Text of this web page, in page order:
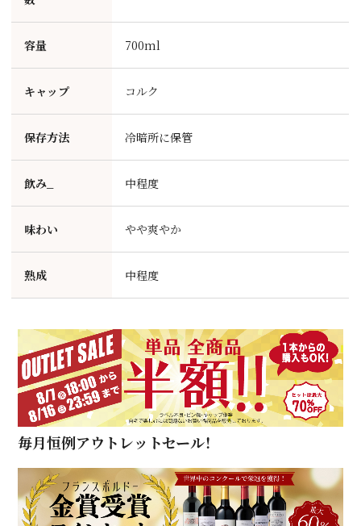
容量 700ml
キャップ コルク
保存方法 冷暗所に保管
飲み_ 中程度
味わい やや爽やか
熟成 中程度
毎月恒例アウトレットセール！